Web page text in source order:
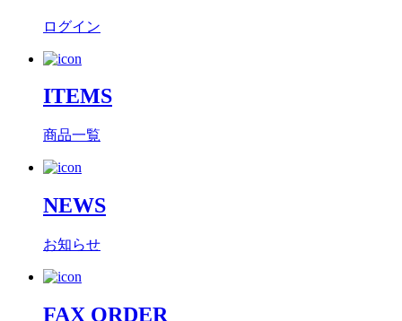
ログイン
ITEMS
商品一覧
NEWS
お知らせ
FAX ORDER